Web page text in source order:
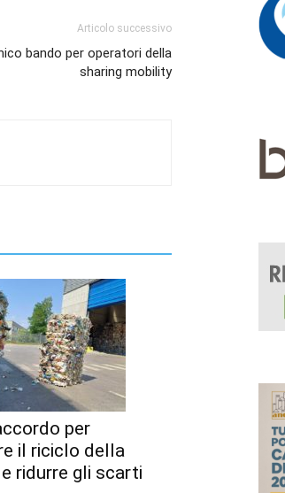
Articolo successivo
bando per operatori della
sharing mobility
per
il riciclo della
ridurre gli scarti